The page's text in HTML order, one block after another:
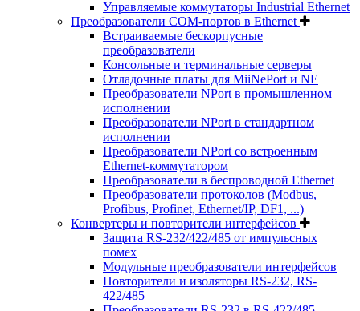
Управляемые коммутаторы Industrial Ethernet
Преобразователи COM-портов в Ethernet
Встраиваемые бескорпусные
преобразователи
Консольные и терминальные серверы
Отладочные платы для MiiNePort и NE
Преобразователи NPort в промышленном
исполнении
Преобразователи NPort в стандартном
исполнении
Преобразователи NPort со встроенным
Ethernet-коммутатором
Преобразователи в беспроводной Ethernet
Преобразователи протоколов (Modbus,
Profibus, Profinet, Ethernet/IP, DF1, ...)
Конвертеры и повторители интерфейсов
Защита RS-232/422/485 от импульсных
помех
Модульные преобразователи интерфейсов
Повторители и изоляторы RS-232, RS-
422/485